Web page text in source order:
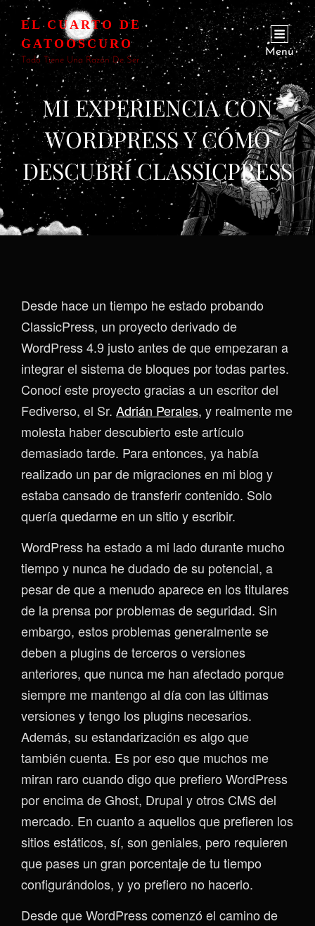
EL CUARTO DE
GATOOSCURO
Todo Tiene Una Razón De Ser
Menú
MI EXPERIENCIA CON
WORDPRESS Y CÓMO
DESCUBRÍ CLASSICPRESS
Desde hace un tiempo he estado probando
ClassicPress, un proyecto derivado de
WordPress 4.9 justo antes de que empezaran a
integrar el sistema de bloques por todas partes.
Conocí este proyecto gracias a un escritor del
Fediverso, el Sr. Adrián Perales, y realmente me
molesta haber descubierto este artículo
demasiado tarde. Para entonces, ya había
realizado un par de migraciones en mi blog y
estaba cansado de transferir contenido. Solo
quería quedarme en un sitio y escribir.
WordPress ha estado a mi lado durante mucho
tiempo y nunca he dudado de su potencial, a
pesar de que a menudo aparece en los titulares
de la prensa por problemas de seguridad. Sin
embargo, estos problemas generalmente se
deben a plugins de terceros o versiones
anteriores, que nunca me han afectado porque
siempre me mantengo al día con las últimas
versiones y tengo los plugins necesarios.
Además, su estandarización es algo que
también cuenta. Es por eso que muchos me
miran raro cuando digo que prefiero WordPress
por encima de Ghost, Drupal y otros CMS del
mercado. En cuanto a aquellos que prefieren los
sitios estáticos, sí, son geniales, pero requieren
que pases un gran porcentaje de tu tiempo
configurándolos, y yo prefiero no hacerlo.
Desde que WordPress comenzó el camino de